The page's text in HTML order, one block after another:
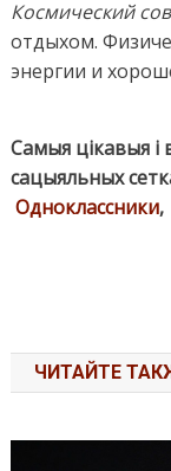
Космический
отдыхом.
энергии и
Самыя цікавыя
сацыяльных
Одноклассники,
ЧИТАЙТЕ